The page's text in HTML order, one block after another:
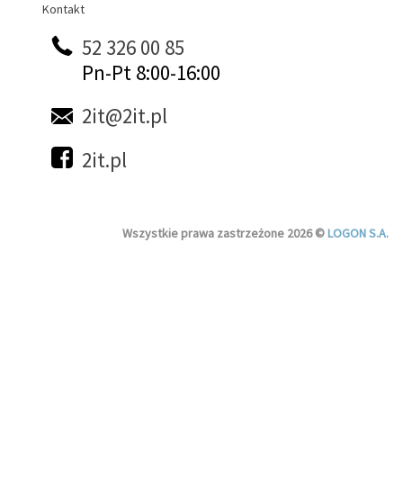
Kontakt
Kontakt
52 326 00 85
Pn-Pt 8:00-16:00
2it@2it.pl
2it.pl
Wszystkie prawa zastrzeżone 2026 ©LOGON S.A.